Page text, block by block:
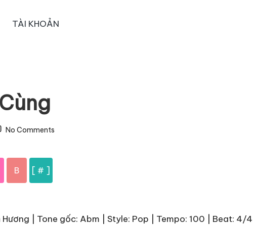
TÀI KHOẢN
No Comments
B [ # ]
| Tone gốc: Abm | Style: Pop | Tempo: 100 | Beat: 4/4 |